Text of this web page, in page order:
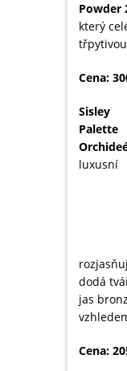
Powder
který
Cena:
Sisley
Palette
luxusní
dodá
jas
Cena: